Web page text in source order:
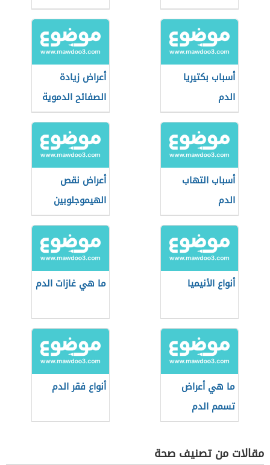
أسباب بكتيريا
الدم
أعراض زيادة
الصفائح الدموية
أسباب التهاب
الدم
أعراض نقص
الهيموجلوبين
أنواع الأنيميا ما هي غازات الدم
ما هي أعراض
تسمم الدم
أنواع فقر الدم
مقالات من تصنيف صحة